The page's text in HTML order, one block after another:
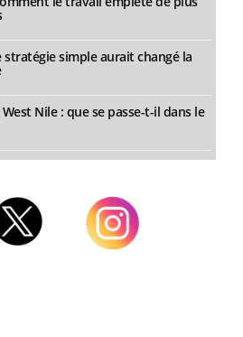
stratégie simple aurait changé la
Nile : que se passe-t-il dans le